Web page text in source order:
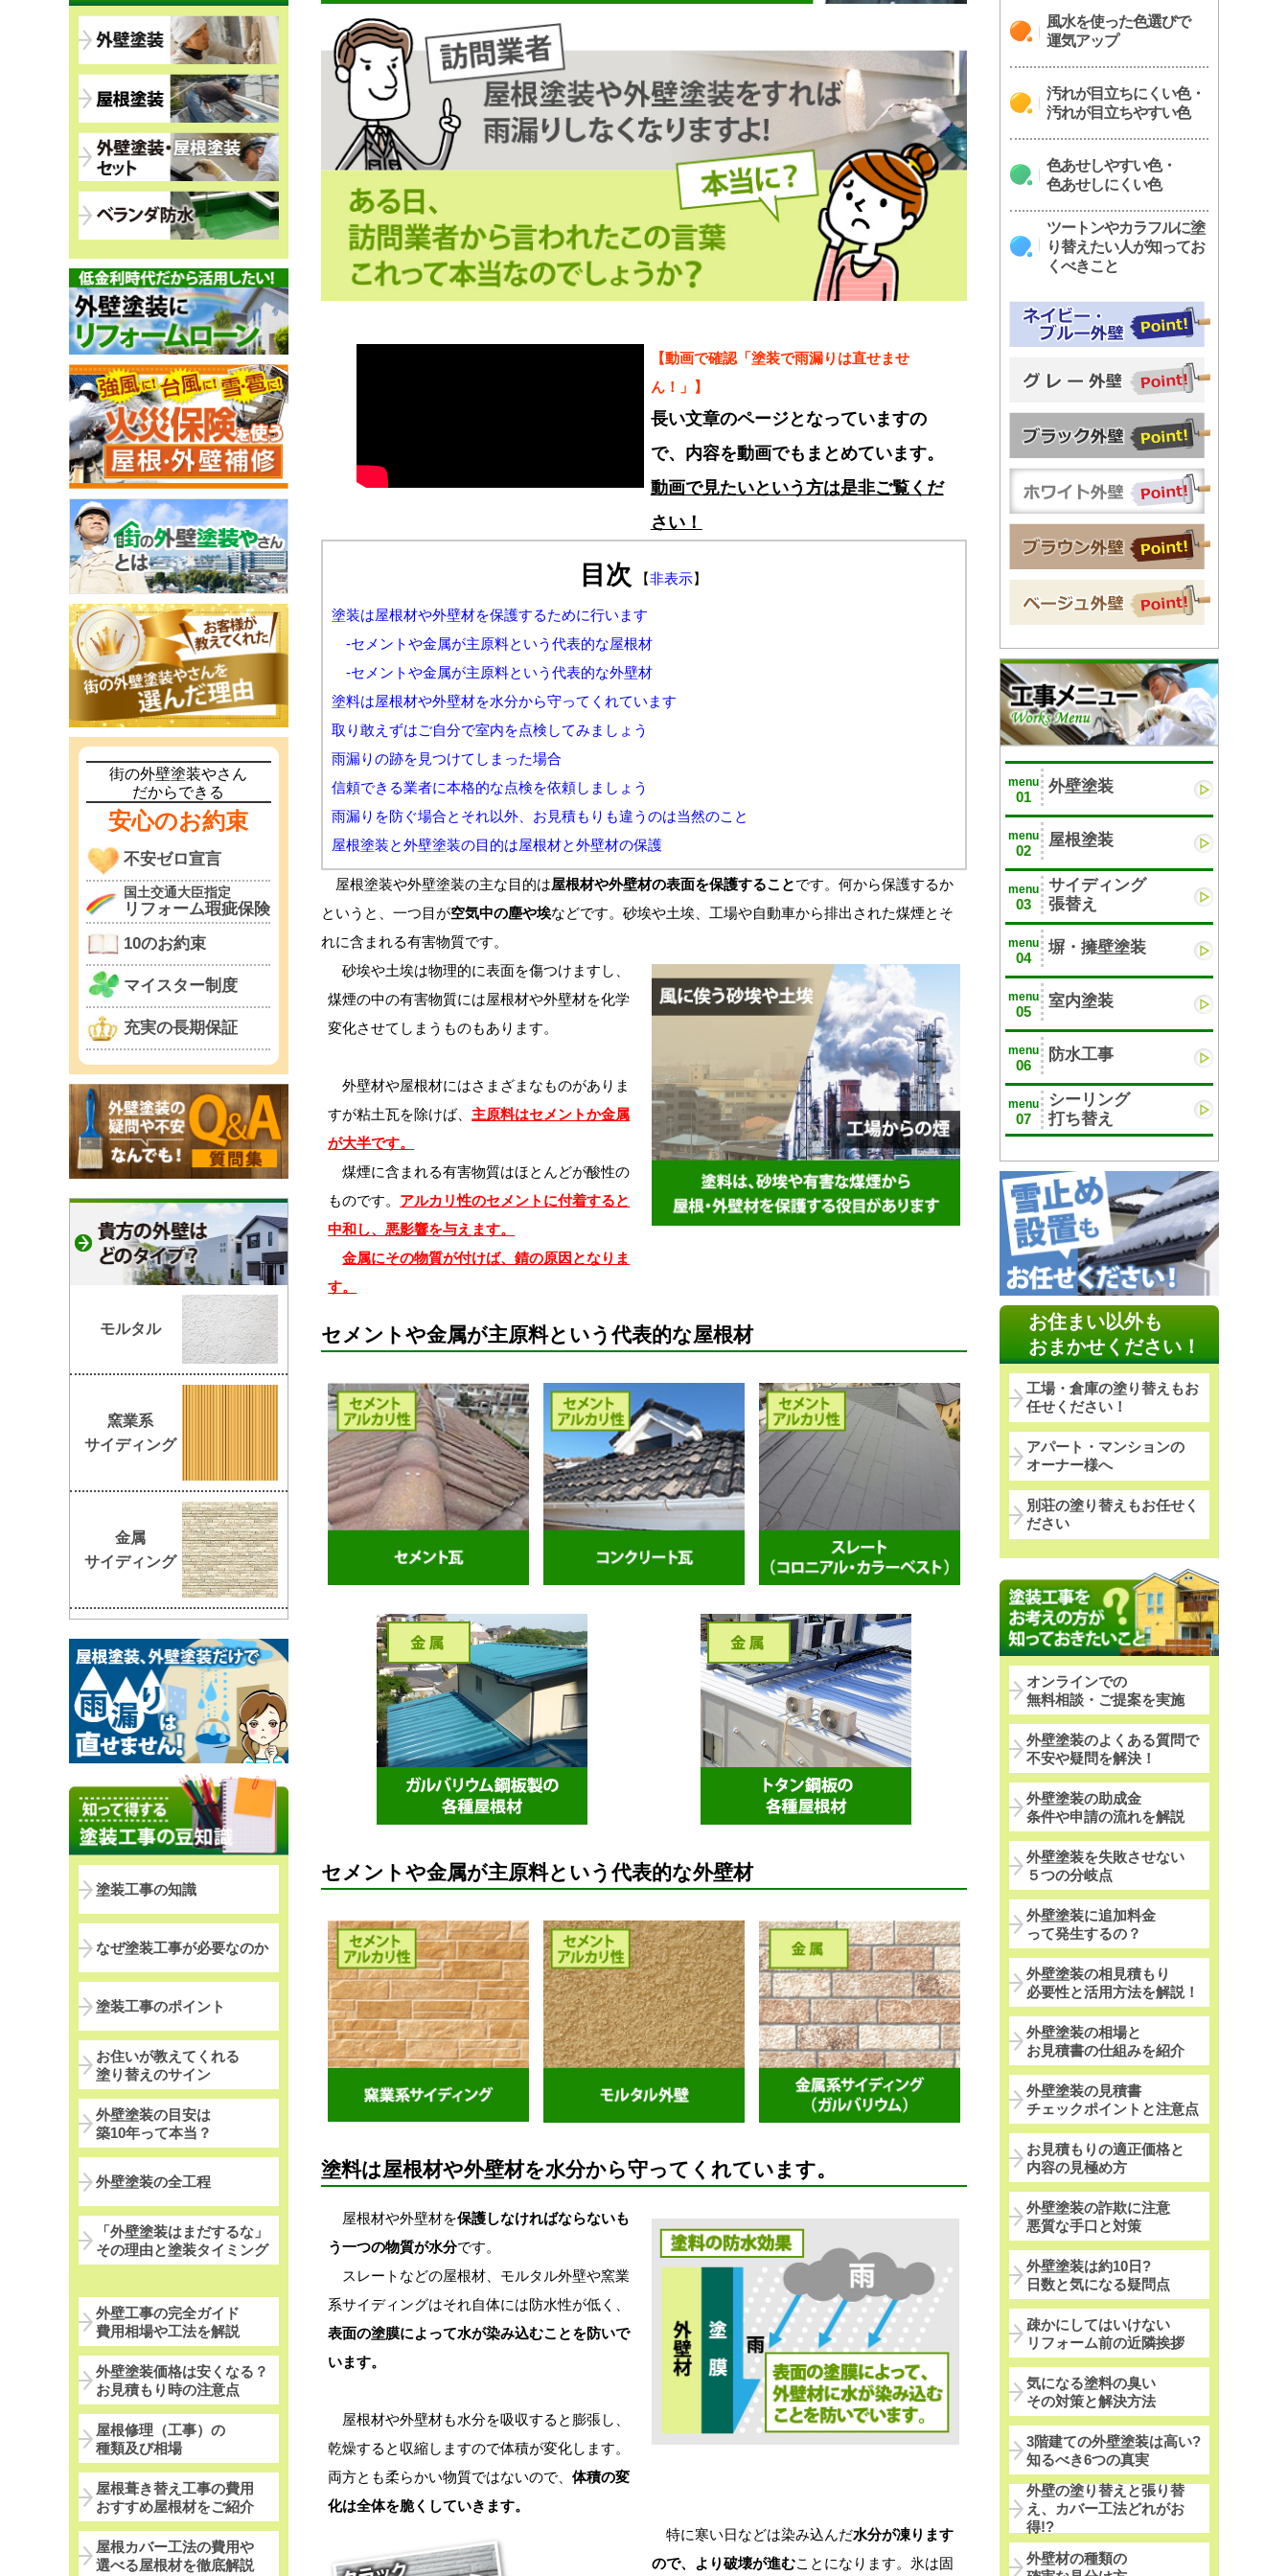
【動画で確認「塗装で雨漏りは直せませ
ん！」】
長い文章のページとなっていますの
で、内容を動画でもまとめています。
動画で見たいという方は是非ご覧くだ
さい！
目次 【非表示】
塗装は屋根材や外壁材を保護するために行います
-セメントや金属が主原料という代表的な屋根材
-セメントや金属が主原料という代表的な外壁材
塗料は屋根材や外壁材を水分から守ってくれています
取り敢えずはご自分で室内を点検してみましょう
雨漏りの跡を見つけてしまった場合
信頼できる業者に本格的な点検を依頼しましょう
雨漏りを防ぐ場合とそれ以外、お見積もりも違うのは当然のこと
屋根塗装と外壁塗装の目的は屋根材と外壁材の保護
屋根塗装や外壁塗装の主な目的は屋根材や外壁材の表面を保護することです。何から保護するか
というと、一つ目が空気中の塵や埃などです。砂埃や土埃、工場や自動車から排出された煤煙とそ
れに含まれる有害物質です。
砂埃や土埃は物理的に表面を傷つけますし、
煤煙の中の有害物質には屋根材や外壁材を化学
変化させてしまうものもあります。
外壁材や屋根材にはさまざまなものがありま
すが粘土瓦を除けば、主原料はセメントか金属
が大半です。
煤煙に含まれる有害物質はほとんどが酸性の
ものです。 アルカリ性のセメントに付着すると
中和し、悪影響を与えます。
金属にその物質が付けば、錆の原因となりま
す。
セメントや金属が主原料という代表的な屋根材
セメントや金属が主原料という代表的な外壁材
塗料は屋根材や外壁材を水分から守ってくれています。
屋根材や外壁材を保護しなければならないも
う一つの物質が水分です。
スレートなどの屋根材、モルタル外壁や窯業
系サイディングはそれ自体には防水性が低く、
表面の塗膜によって水が染み込むことを防いで
います。
屋根材や外壁材も水分を吸収すると膨張し、
乾燥すると収縮しますので体積が変化します。
両方とも柔らかい物質ではないので、体積の変
化は全体を脆くしていきます。
特に寒い日などは染み込んだ水分が凍ります
ので、より破壊が進むことになります。氷は固
風水を使った色選びで
運気アップ
汚れが目立ちにくい色・
汚れが目立ちやすい色
色あせしやすい色・
色あせしにくい色
ツートンやカラフルに塗
り替えたい人が知ってお
くべきこと
menu
01
外壁塗装
menu
02
屋根塗装
menu
03
サイディング
張替え
menu
04
塀・擁壁塗装
menu
05
室内塗装
menu
06
防水工事
menu
07
シーリング
打ち替え
お住まい以外も
おまかせください！
工場・倉庫の塗り替えもお
任せください！
アパート・マンションの
オーナー様へ
別荘の塗り替えもお任せく
ださい
オンラインでの
無料相談・ご提案を実施
外壁塗装のよくある質問で
不安や疑問を解決！
外壁塗装の助成金
条件や申請の流れを解説
外壁塗装を失敗させない
５つの分岐点
外壁塗装に追加料金
って発生するの？
外壁塗装の相見積もり
必要性と活用方法を解説！
外壁塗装の相場と
お見積書の仕組みを紹介
外壁塗装の見積書
チェックポイントと注意点
お見積もりの適正価格と
内容の見極め方
外壁塗装の詐欺に注意
悪質な手口と対策
外壁塗装は約10日?
日数と気になる疑問点
疎かにしてはいけない
リフォーム前の近隣挨拶
気になる塗料の臭い
その対策と解決方法
3階建ての外壁塗装は高い?
知るべき6つの真実
外壁の塗り替えと張り替
え、カバー工法どれがお
得!?
外壁材の種類の
街の外壁塗装やさん
だからできる
安心のお約束
不安ゼロ宣言
国土交通大臣指定
リフォーム瑕疵保険
10のお約束
マイスター制度
充実の長期保証
モルタル
窯業系
サイディング
金属
サイディング
塗装工事の知識
なぜ塗装工事が必要なのか
塗装工事のポイント
お住いが教えてくれる
塗り替えのサイン
外壁塗装の目安は
築10年って本当？
外壁塗装の全工程
「外壁塗装はまだするな」
その理由と塗装タイミング
外壁工事の完全ガイド
費用相場や工法を解説
外壁塗装価格は安くなる？
お見積もり時の注意点
屋根修理（工事）の
種類及び相場
屋根葺き替え工事の費用
おすすめ屋根材をご紹介
屋根カバー工法の費用や
選べる屋根材を徹底解説